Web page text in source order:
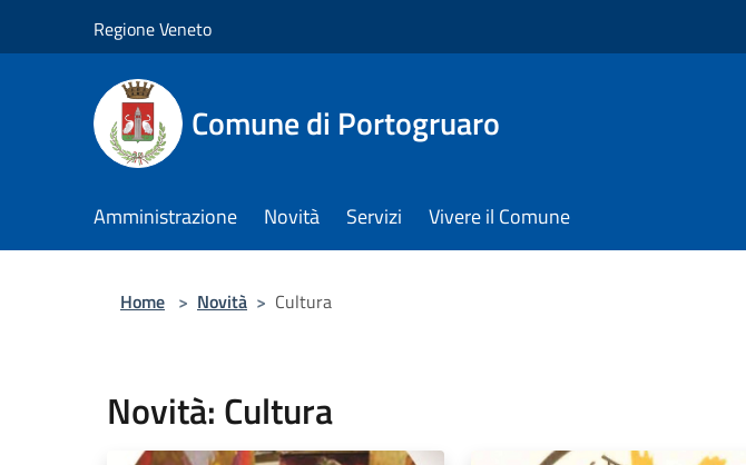
Regione Veneto
Comune di Portogruaro
Amministrazione Novità Servizi Vivere il Comune
Home > Novità > Cultura
Novità: Cultura